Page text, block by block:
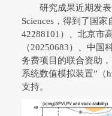
研究成果近期发
Sciences，得到了国家
42288101）、北京市
（20250683）、中国
务费项目的联合资助
系统数值模拟装置”（
支持。